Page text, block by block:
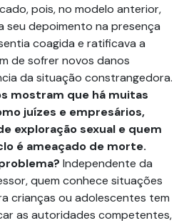
pois, no modelo anterior,
seu depoimento na presença
coagida e ratificava a
de sofrer novos danos
da situação constrangedora.
mostram que há muitas
juízes e empresários,
exploração sexual e quem
é ameaçado de morte.
Independente da
quem conhece situações
crianças ou adolescentes tem
as autoridades competentes,